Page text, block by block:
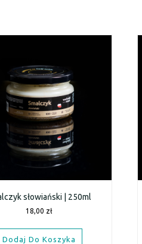
słowiański | 250ml
18,00 zł
Dodaj Do Koszyka